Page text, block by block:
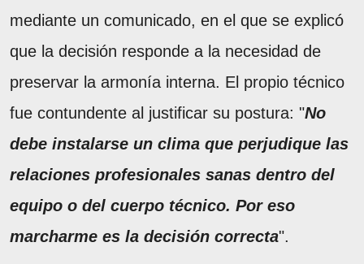
mediante un comunicado, en el que se explicó
que la decisión responde a la necesidad de
preservar la armonía interna. El propio técnico
fue contundente al justificar su postura: "No
debe instalarse un clima que perjudique las
relaciones profesionales sanas dentro del
equipo o del cuerpo técnico. Por eso
marcharme es la decisión correcta".